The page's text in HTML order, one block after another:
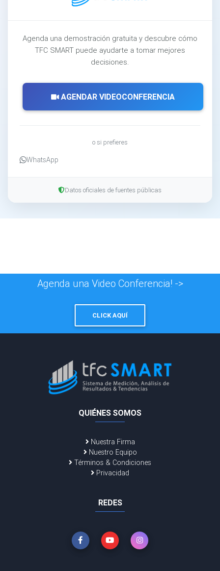
Agenda una demostración gratuita y descubre cómo
TFC SMART puede ayudarte a tomar mejores
decisiones.
AGENDAR VIDEOCONFERENCIA
o si prefieres
WhatsApp
Datos oficiales de fuentes públicas
Agenda una Video Conferencia! ->
CLICK AQUÍ
QUIÉNES SOMOS
Nuestra Firma
Nuestro Equipo
Términos & Condiciones
Privacidad
REDES